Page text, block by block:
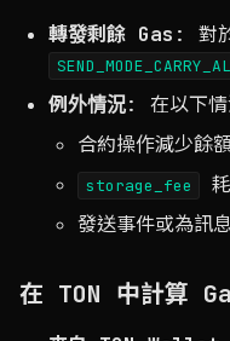
轉發剩餘 Gas : 對
例外情況: 在以下情
合約操作減少餘
storage_fee
發送事件或為訊
在 TON 中計算